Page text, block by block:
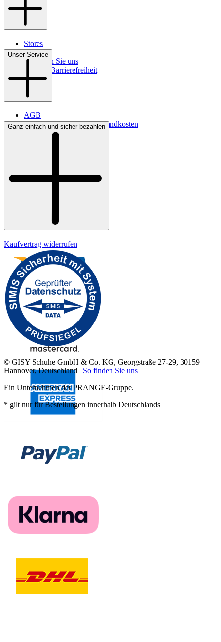
Stores
Kontakt
So finden Sie uns
Digitale Barrierefreiheit
Unser Service
AGB
Lieferbedingungen & Versandkosten
Bezahlung
Ganz einfach und sicher bezahlen
Kaufvertrag widerrufen
© GISY Schuhe GmbH & Co. KG, Georgstraße 27-29, 30159
Hannover, Deutschland | So finden Sie uns
Ein Unternehmen der PRANGE-Gruppe.
* gilt nur für Bestellungen innerhalb Deutschlands